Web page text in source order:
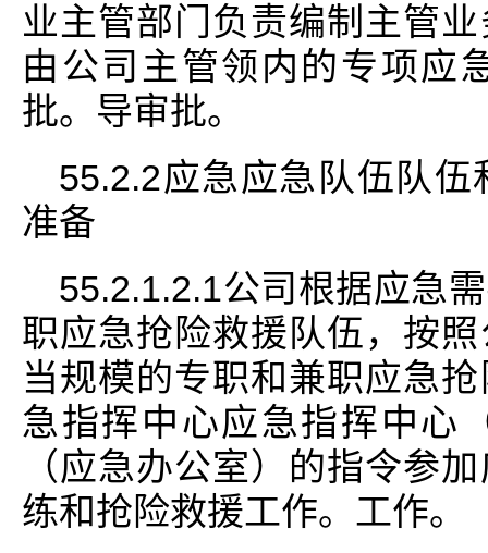
业主管部门负责编制主管
由公司主管领内的专项应
批。导审批。
55.2.2应急应急队伍队
准备
55.2.1.2.1公司根据应急
职应急抢险救援队伍，按
当规模的专职和兼职应急
急指挥中心应急指挥中心
（应急办公室）的指令参
练和抢险救援工作。工作。